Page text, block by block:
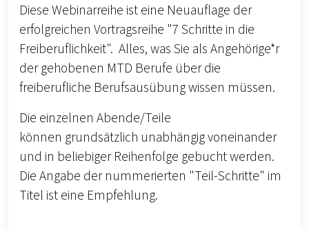
Diese Webinarreihe ist eine Neuauflage der
erfolgreichen Vortragsreihe "7 Schritte in die
Freiberuflichkeit". Alles, was Sie als Angehörige*r
der gehobenen MTD Berufe über die
freiberufliche Berufsausübung wissen müssen.
Die einzelnen Abende/Teile
können grundsätzlich unabhängig voneinander
und in beliebiger Reihenfolge gebucht werden.
Die Angabe der nummerierten "Teil-Schritte" im
Titel ist eine Empfehlung.